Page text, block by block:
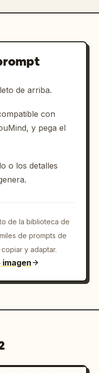
de arriba.
con
y pega el
o los detalles
de la biblioteca de
de prompts de
y adaptar.